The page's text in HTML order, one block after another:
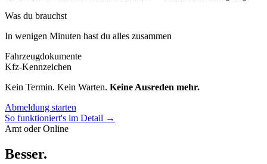
Was du brauchst
In wenigen Minuten hast du alles zusammen
Fahrzeugdokumente
Kfz-Kennzeichen
Kein Termin. Kein Warten. Keine Ausreden mehr.
Abmeldung starten
So funktioniert's im Detail →
Amt oder Online
Besser.